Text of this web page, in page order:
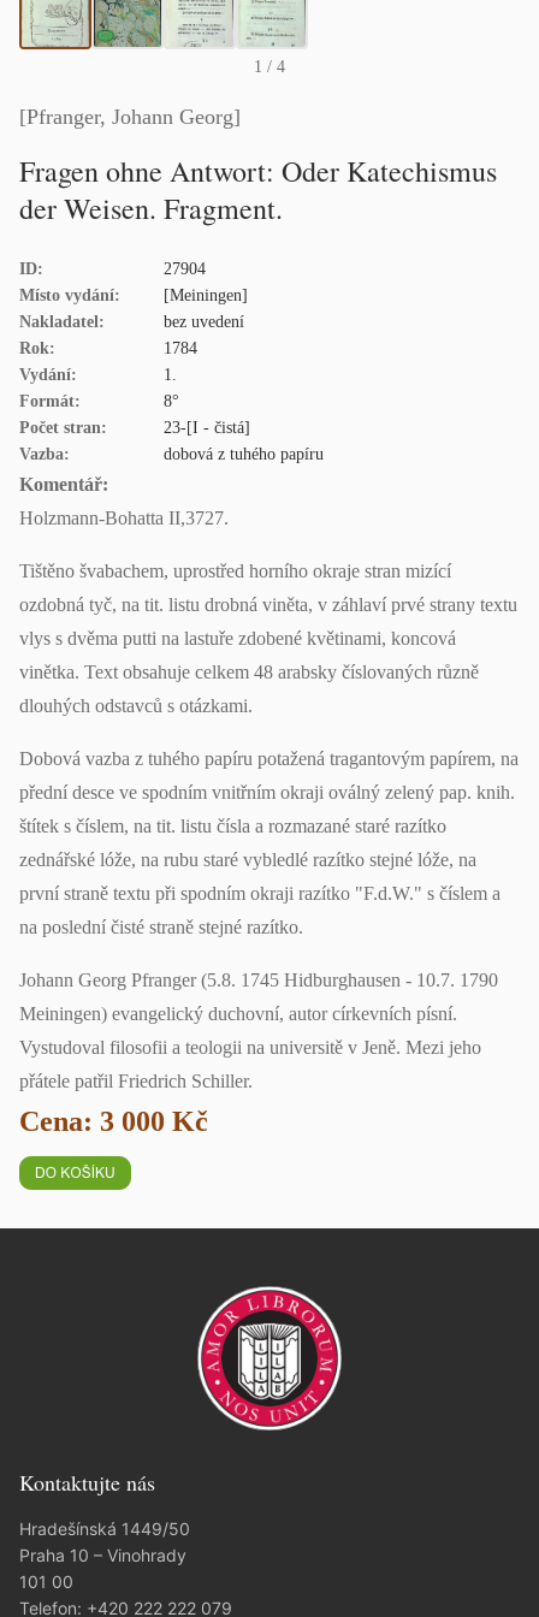
1 / 4
[Pfranger, Johann Georg]
Fragen ohne Antwort: Oder Katechismus
der Weisen. Fragment.
ID:
27904
Místo vydání:
[Meiningen]
Nakladatel:
bez uvedení
Rok:
1784
Vydání:
1.
Formát:
8°
Počet stran:
23-[I - čistá]
Vazba:
dobová z tuhého papíru
Komentář:
Holzmann-Bohatta II,3727.
Tištěno švabachem, uprostřed horního okraje stran mizící
ozdobná tyč, na tit. listu drobná viněta, v záhlaví prvé strany textu
vlys s dvěma putti na lastuře zdobené květinami, koncová
vinětka. Text obsahuje celkem 48 arabsky číslovaných různě
dlouhých odstavců s otázkami.
Dobová vazba z tuhého papíru potažená tragantovým papírem, na
přední desce ve spodním vnitřním okraji oválný zelený pap. knih.
štítek s číslem, na tit. listu čísla a rozmazané staré razítko
zednářské lóže, na rubu staré vybledlé razítko stejné lóže, na
první straně textu při spodním okraji razítko "F.d.W." s číslem a
na poslední čisté straně stejné razítko.
Johann Georg Pfranger (5.8. 1745 Hidburghausen - 10.7. 1790
Meiningen) evangelický duchovní, autor církevních písní.
Vystudoval filosofii a teologii na universitě v Jeně. Mezi jeho
přátele patřil Friedrich Schiller.
Cena: 3 000 Kč
Kontaktujte nás
Hradešínská 1449/50
Praha 10 – Vinohrady
101 00
Telefon: +420 222 222 079